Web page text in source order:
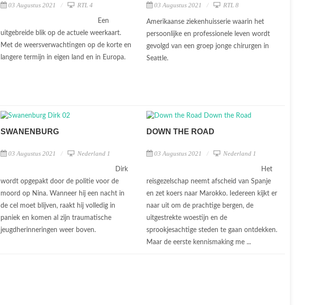
03 Augustus 2021 RTL 4
Een
uitgebreide blik op de actuele weerkaart.
Met de weersverwachtingen op de korte en
langere termijn in eigen land en in Europa.
03 Augustus 2021 RTL 8
Amerikaanse ziekenhuisserie waarin het
persoonlijke en professionele leven wordt
gevolgd van een groep jonge chirurgen in
Seattle.
SWANENBURG
03 Augustus 2021 Nederland 1
Dirk
wordt opgepakt door de politie voor de
moord op Nina. Wanneer hij een nacht in
de cel moet blijven, raakt hij volledig in
paniek en komen al zijn traumatische
jeugdherinneringen weer boven.
DOWN THE ROAD
03 Augustus 2021 Nederland 1
Het
reisgezelschap neemt afscheid van Spanje
en zet koers naar Marokko. Iedereen kijkt er
naar uit om de prachtige bergen, de
uitgestrekte woestijn en de
sprookjesachtige steden te gaan ontdekken.
Maar de eerste kennismaking me ...